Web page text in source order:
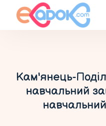
Кам'янець-
навчальний